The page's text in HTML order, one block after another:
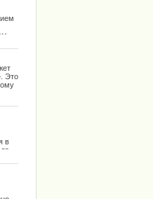
Это
в